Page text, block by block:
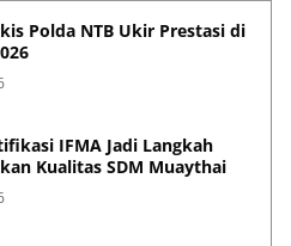
Polda NTB Ukir Prestasi di
IFMA Jadi Langkah
Kualitas SDM Muaythai